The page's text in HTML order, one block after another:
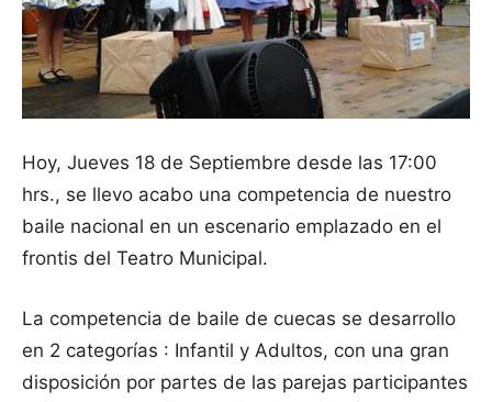
Hoy, Jueves 18 de Septiembre desde las 17:00
hrs., se llevo acabo una competencia de nuestro
baile nacional en un escenario emplazado en el
frontis del Teatro Municipal.
La competencia de baile de cuecas se desarrollo
en 2 categorías : Infantil y Adultos, con una gran
disposición por partes de las parejas participantes